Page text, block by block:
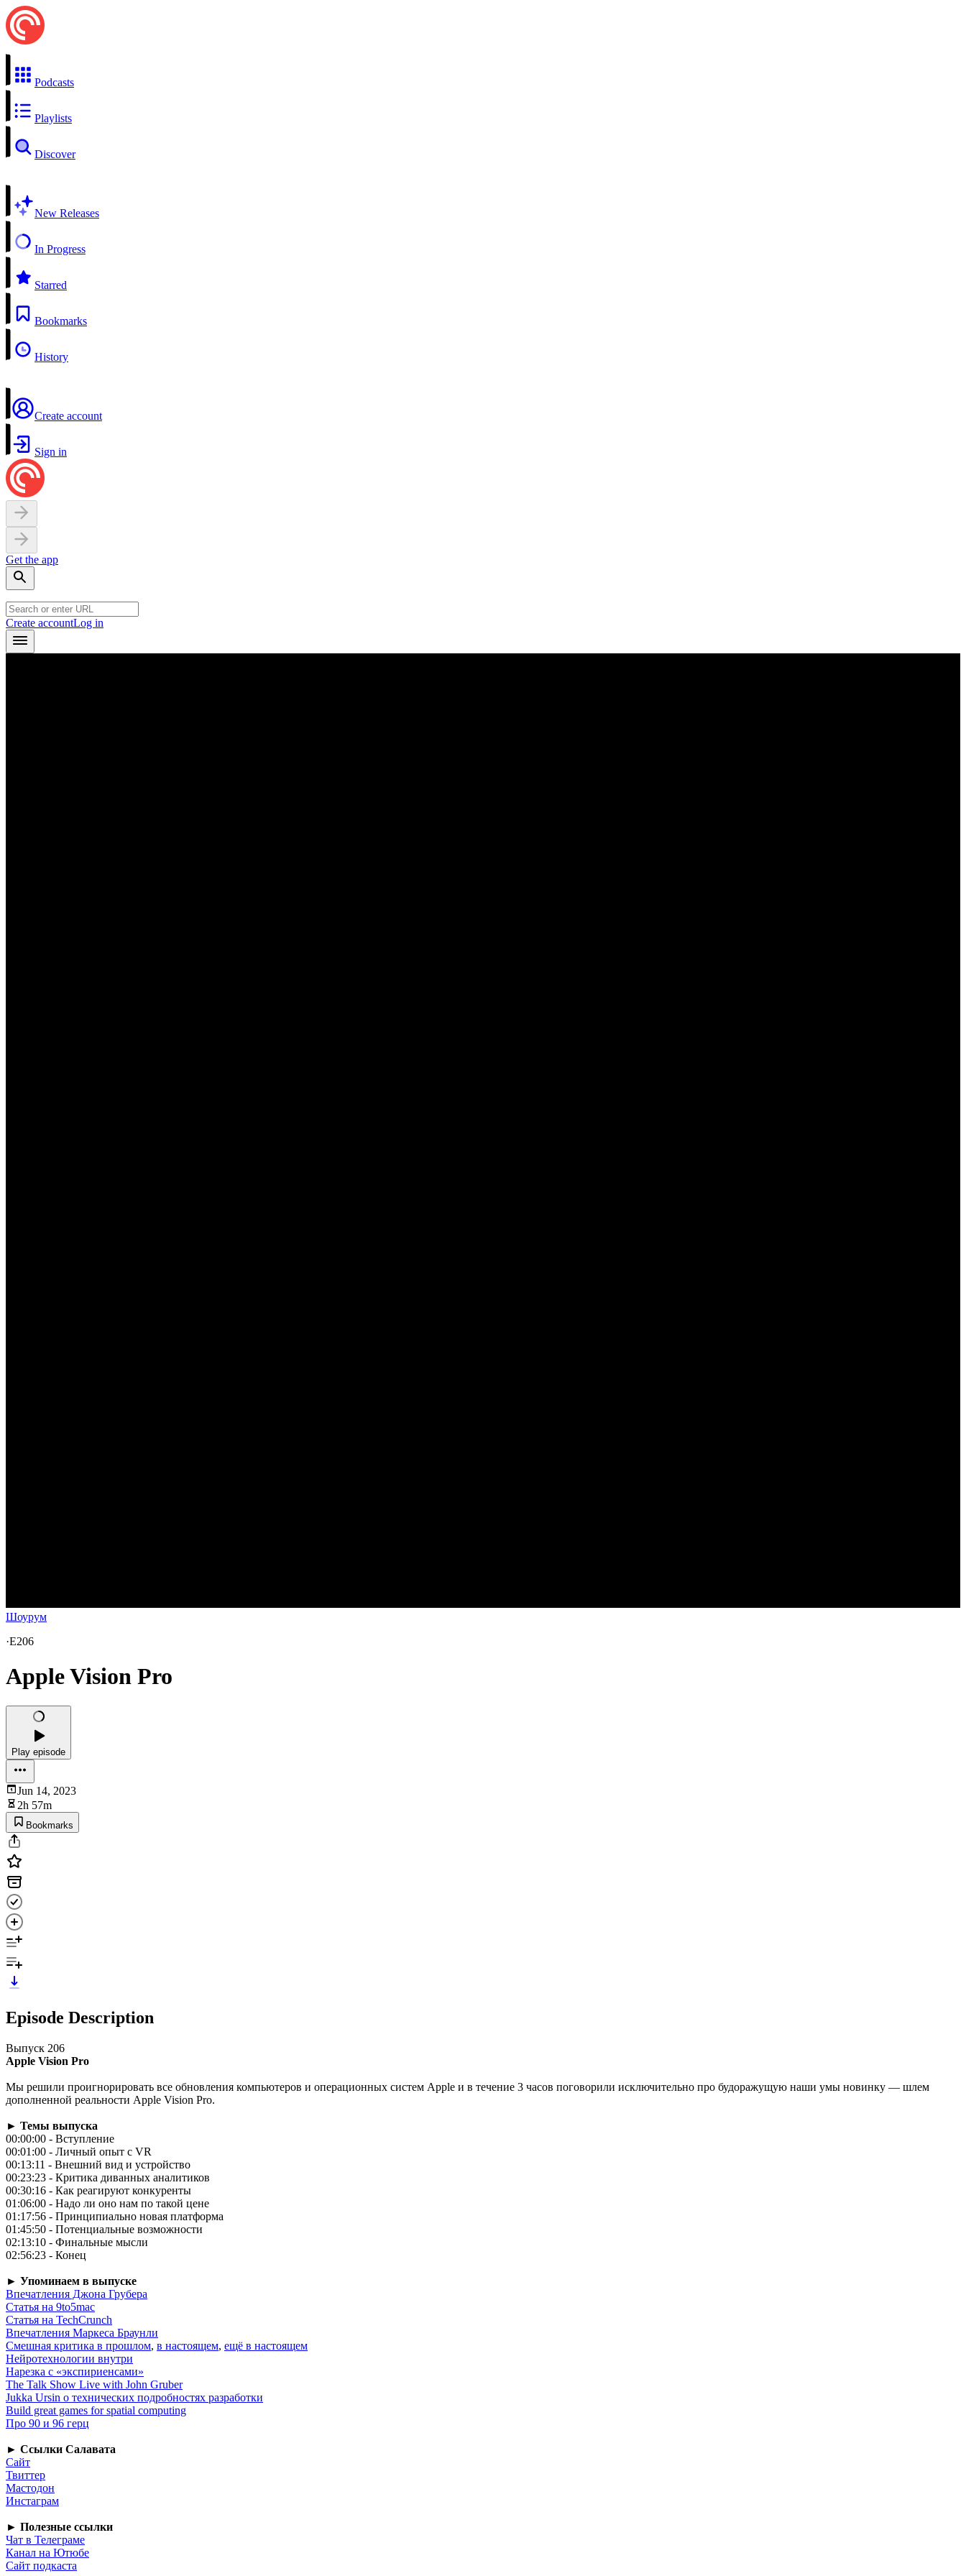
Podcasts
Playlists
Discover
New Releases
In Progress
Starred
Bookmarks
History
Create account
Sign in
Get the app
Create accountLog in
Шоурум
·E206
Apple Vision Pro
Play episode
Jun 14, 2023
2h 57m
Bookmarks
Episode Description
Выпуск 206
Apple Vision Pro
Мы решили проигнорировать все обновления компьютеров и операционных систем Apple и в течение 3 часов поговорили исключительно про будоражущую наши умы новинку — шлем
дополненной реальности Apple Vision Pro.
► Темы выпуска
00:00:00 - Вступление
00:01:00 - Личный опыт с VR
00:13:11 - Внешний вид и устройство
00:23:23 - Критика диванных аналитиков
00:30:16 - Как реагируют конкуренты
01:06:00 - Надо ли оно нам по такой цене
01:17:56 - Принципиально новая платформа
01:45:50 - Потенциальные возможности
02:13:10 - Финальные мысли
02:56:23 - Конец
► Упоминаем в выпуске
Впечатления Джона Грубера
Статья на 9to5mac
Статья на TechCrunch
Впечатления Маркеса Браунли
Смешная критика в прошлом, в настоящем, ещё в настоящем
Нейротехнологии внутри
Нарезка с «экспириенсами»
The Talk Show Live with John Gruber
Jukka Ursin о технических подробностях разработки
Build great games for spatial computing
Про 90 и 96 герц
► Ссылки Салавата
Сайт
Твиттер
Мастодон
Инстаграм
► Полезные ссылки
Чат в Телеграме
Канал на Ютюбе
Сайт подкаста